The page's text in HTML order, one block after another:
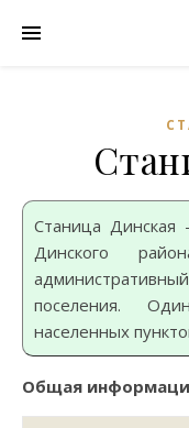
Станица Динская
Динского
поселения.
населенных
Общая